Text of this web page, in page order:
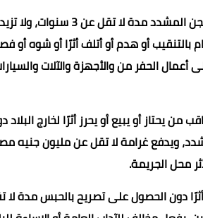
و أن عقوبة من قام بالحفر خلسة أو بإخفاء الآثار بقصد التهريب سابقًا تكون العقوبة بالسجن المشدد
بالتنقيب أو هدم أو أتلف أثرًا أو شوه أو
الحفر من والأجهزة والآلات
لحماية الآثار رقم 117 لسنة 1983 والمعدل لسنة 2010_ 2020، يعاقب من يحتاز أو يبيع أو يحرز أثرًا لخارج
ويدفع غرامة لا تقل عن مليون جنيه
محل الجريمة.
دون الحصول على تصريح بالحبس مدة لا